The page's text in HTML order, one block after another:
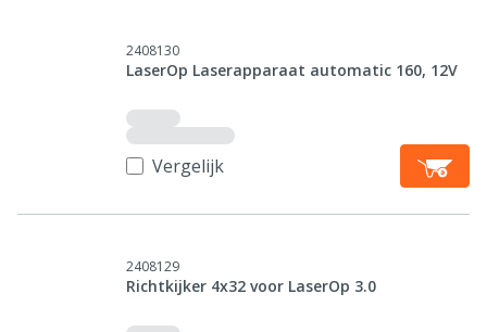
2408130
LaserOp Laserapparaat automatic 160, 12V
Vergelijk
2408129
Richtkijker 4x32 voor LaserOp 3.0